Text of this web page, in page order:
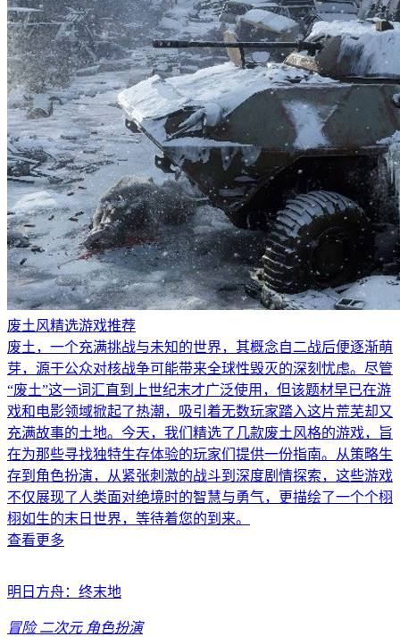
废土风精选游戏推荐
废土，一个充满挑战与未知的世界，其概念自二战后便逐渐萌
芽，源于公众对核战争可能带来全球性毁灭的深刻忧虑。尽管
“废土”这一词汇直到上世纪末才广泛使用，但该题材早已在游
戏和电影领域掀起了热潮，吸引着无数玩家踏入这片荒芜却又
充满故事的土地。今天，我们精选了几款废土风格的游戏，旨
在为那些寻找独特生存体验的玩家们提供一份指南。从策略生
存到角色扮演，从紧张刺激的战斗到深度剧情探索，这些游戏
不仅展现了人类面对绝境时的智慧与勇气，更描绘了一个个栩
栩如生的末日世界，等待着您的到来。
查看更多
明日方舟：终末地
冒险 二次元 角色扮演